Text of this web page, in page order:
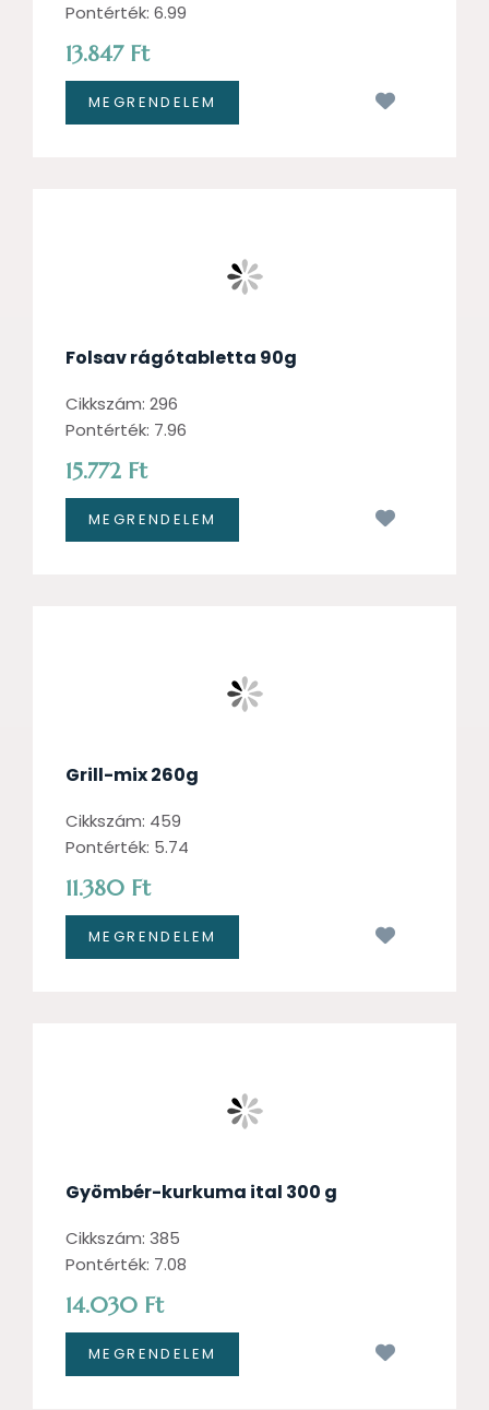
Pontérték: 6.99
13.847 Ft
Folsav rágótabletta 90g
Cikkszám: 296
Pontérték: 7.96
15.772 Ft
Grill-mix 260g
Cikkszám: 459
Pontérték: 5.74
11.380 Ft
Gyömbér-kurkuma ital 300 g
Cikkszám: 385
Pontérték: 7.08
14.030 Ft